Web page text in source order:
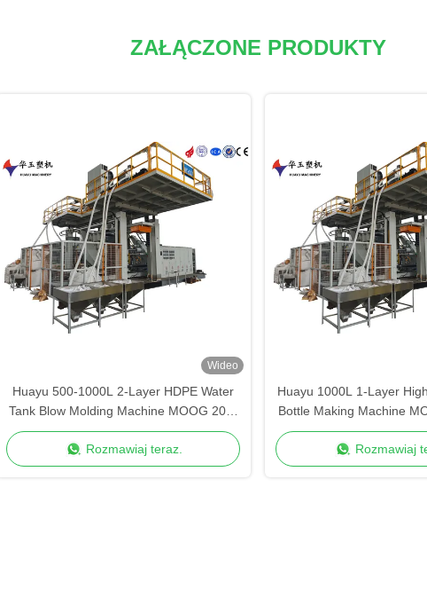
ZAŁĄCZONE PRODUKTY
Wideo
Huayu 500-1000L 2-Layer HDPE Water
Tank Blow Molding Machine MOOG 200-
Point Parison Control for Industrial
Production
Rozmawiaj teraz.
Huayu 1000L 1-Layer
Bottle Making Machine
Control for Quick
Rozmawiaj